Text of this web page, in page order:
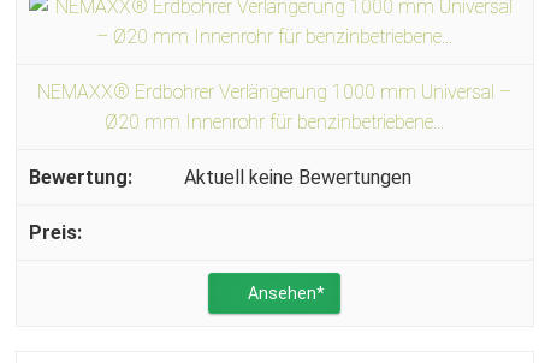
NEMAXX® Erdbohrer Verlängerung 1000 mm Universal –
Ø20 mm Innenrohr für benzinbetriebene...
Aktuell keine Bewertungen
Ansehen*